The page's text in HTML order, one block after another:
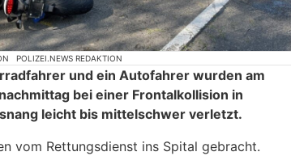
POLIZEI.NEWS REDAKTION
und ein Autofahrer wurden am
bei einer Frontalkollision in
leicht bis mittelschwer verletzt.
vom Rettungsdienst ins Spital gebracht.